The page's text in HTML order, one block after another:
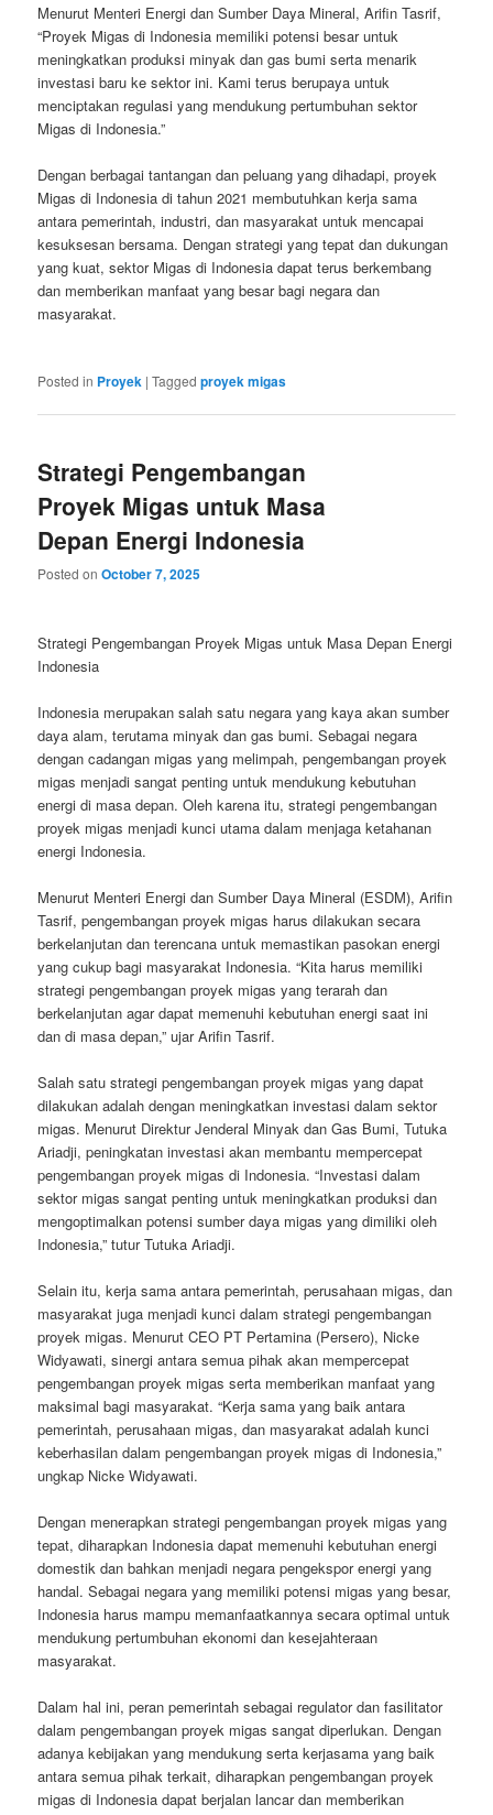
Menurut Menteri Energi dan Sumber Daya Mineral, Arifin Tasrif,
“Proyek Migas di Indonesia memiliki potensi besar untuk
meningkatkan produksi minyak dan gas bumi serta menarik
investasi baru ke sektor ini. Kami terus berupaya untuk
menciptakan regulasi yang mendukung pertumbuhan sektor
Migas di Indonesia.”
Dengan berbagai tantangan dan peluang yang dihadapi, proyek
Migas di Indonesia di tahun 2021 membutuhkan kerja sama
antara pemerintah, industri, dan masyarakat untuk mencapai
kesuksesan bersama. Dengan strategi yang tepat dan dukungan
yang kuat, sektor Migas di Indonesia dapat terus berkembang
dan memberikan manfaat yang besar bagi negara dan
masyarakat.
Posted in Proyek |Tagged proyek migas
Strategi Pengembangan
Proyek Migas untuk Masa
Depan Energi Indonesia
Posted onOctober 7, 2025
Strategi Pengembangan Proyek Migas untuk Masa Depan Energi
Indonesia
Indonesia merupakan salah satu negara yang kaya akan sumber
daya alam, terutama minyak dan gas bumi. Sebagai negara
dengan cadangan migas yang melimpah, pengembangan proyek
migas menjadi sangat penting untuk mendukung kebutuhan
energi di masa depan. Oleh karena itu, strategi pengembangan
proyek migas menjadi kunci utama dalam menjaga ketahanan
energi Indonesia.
Menurut Menteri Energi dan Sumber Daya Mineral (ESDM), Arifin
Tasrif, pengembangan proyek migas harus dilakukan secara
berkelanjutan dan terencana untuk memastikan pasokan energi
yang cukup bagi masyarakat Indonesia. “Kita harus memiliki
strategi pengembangan proyek migas yang terarah dan
berkelanjutan agar dapat memenuhi kebutuhan energi saat ini
dan di masa depan,” ujar Arifin Tasrif.
Salah satu strategi pengembangan proyek migas yang dapat
dilakukan adalah dengan meningkatkan investasi dalam sektor
migas. Menurut Direktur Jenderal Minyak dan Gas Bumi, Tutuka
Ariadji, peningkatan investasi akan membantu mempercepat
pengembangan proyek migas di Indonesia. “Investasi dalam
sektor migas sangat penting untuk meningkatkan produksi dan
mengoptimalkan potensi sumber daya migas yang dimiliki oleh
Indonesia,” tutur Tutuka Ariadji.
Selain itu, kerja sama antara pemerintah, perusahaan migas, dan
masyarakat juga menjadi kunci dalam strategi pengembangan
proyek migas. Menurut CEO PT Pertamina (Persero), Nicke
Widyawati, sinergi antara semua pihak akan mempercepat
pengembangan proyek migas serta memberikan manfaat yang
maksimal bagi masyarakat. “Kerja sama yang baik antara
pemerintah, perusahaan migas, dan masyarakat adalah kunci
keberhasilan dalam pengembangan proyek migas di Indonesia,”
ungkap Nicke Widyawati.
Dengan menerapkan strategi pengembangan proyek migas yang
tepat, diharapkan Indonesia dapat memenuhi kebutuhan energi
domestik dan bahkan menjadi negara pengekspor energi yang
handal. Sebagai negara yang memiliki potensi migas yang besar,
Indonesia harus mampu memanfaatkannya secara optimal untuk
mendukung pertumbuhan ekonomi dan kesejahteraan
masyarakat.
Dalam hal ini, peran pemerintah sebagai regulator dan fasilitator
dalam pengembangan proyek migas sangat diperlukan. Dengan
adanya kebijakan yang mendukung serta kerjasama yang baik
antara semua pihak terkait, diharapkan pengembangan proyek
migas di Indonesia dapat berjalan lancar dan memberikan